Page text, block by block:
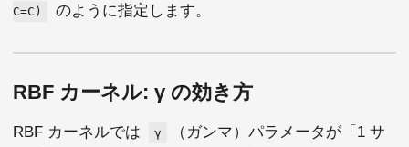
C=C)
のように指定します。
RBF カーネル: γ の効き方
RBF カーネルでは γ
（ガンマ）パラメータが「1 サ